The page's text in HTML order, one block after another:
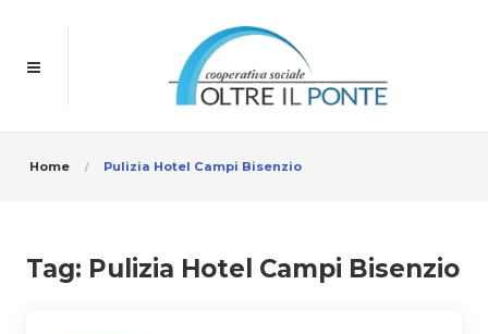
Home Pulizia Hotel Campi Bisenzio
Tag: Pulizia Hotel Campi Bisenzio